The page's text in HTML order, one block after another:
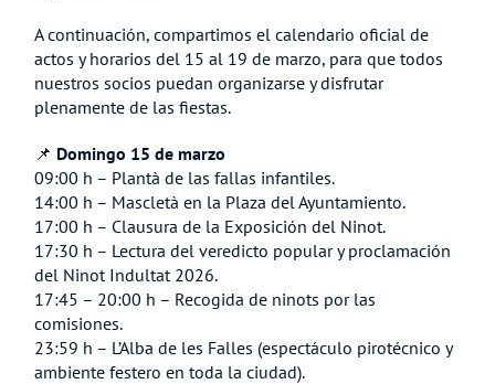
A continuación, compartimos el calendario oficial de
actos y horarios del 15 al 19 de marzo, para que todos
nuestros socios puedan organizarse y disfrutar
plenamente de las fiestas.
📌 Domingo 15 de marzo
09:00 h – Plantà de las fallas infantiles.
14:00 h – Mascletà en la Plaza del Ayuntamiento.
17:00 h – Clausura de la Exposición del Ninot.
17:30 h – Lectura del veredicto popular y proclamación
del Ninot Indultat 2026.
17:45 – 20:00 h – Recogida de ninots por las
comisiones.
23:59 h – L’Alba de les Falles (espectáculo pirotécnico y
ambiente festero en toda la ciudad).